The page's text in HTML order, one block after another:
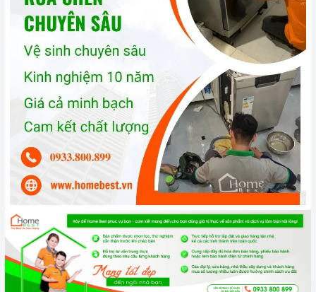
có thể vệ sinhmáy rửa chén
bằng cách sử dụng các chất tẩy
rửa chuyên dụng hoặc bằng cách chạy chương trình rửa vệ
đúng cách: Khi không sử dụngmáy
rửa chén , bạn nên tắt nguồn và xả hết nước trong máy. Bạn
cũng nên đóng cửa máy để ngăn bụi bẩn và côn trùng xâm
nhập.
3. Tại sao nên chọn mua sản phẩm tại Home Best?
Cam kết hàng chính hãng:Chúng tôi cam kết cung cấp sản
phẩm chính hãng 100%, có nguồn gốc, xuất xứ và chứng từ
Chế độ hỗ trợ bảo hành linh hoạt:Hướng dẫn sử dụng,
lắp đặt, chế độ bảo hành chính hãng, hậu mãi chuyên
nghiệp, đảm bảo rằng quý khách sẽ có trải nghiệm tuyệt vời
và không gặp bất kỳ khó khăn nào trong quá trình sử dụng